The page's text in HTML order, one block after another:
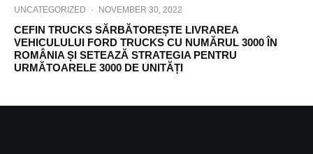
UNCATEGORIZED · NOVEMBER 30, 2022
CEFIN TRUCKS SĂRBĂTOREȘTE LIVRAREA
VEHICULULUI FORD TRUCKS CU NUMĂRUL 3000 ÎN
ROMÂNIA ȘI SETEAZĂ STRATEGIA PENTRU
URMĂTOARELE 3000 DE UNITĂȚI